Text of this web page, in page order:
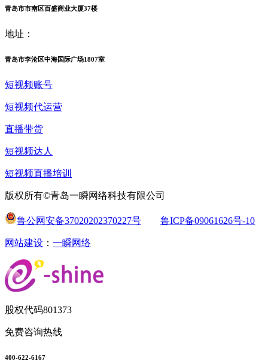
青岛市市南区百盛商业大厦37楼
地址：
青岛市李沧区中海国际广场1807室
短视频账号
短视频代运营
直播带货
短视频达人
短视频直播培训
版权所有©青岛一瞬网络科技有限公司
鲁公网安备37020202370227号 鲁ICP备09061626号-10
网站建设 ： 一瞬网络
股权代码801373
免费咨询热线
400-622-6167